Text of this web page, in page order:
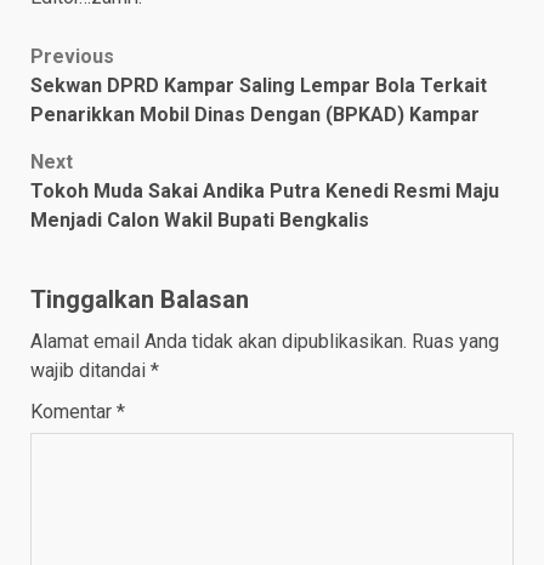
Post
navigation
Previous
Sekwan DPRD Kampar Saling Lempar Bola Terkait
Penarikkan Mobil Dinas Dengan (BPKAD) Kampar
Next
Tokoh Muda Sakai Andika Putra Kenedi Resmi Maju
Menjadi Calon Wakil Bupati Bengkalis
Tinggalkan Balasan
Alamat email Anda tidak akan dipublikasikan. Ruas yang
wajib ditandai *
Komentar *